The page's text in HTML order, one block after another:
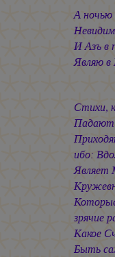
А
И Азъ в
Являю в
Стихи,
Падают
ибо:
Являет
зрячие
Какое
Быть